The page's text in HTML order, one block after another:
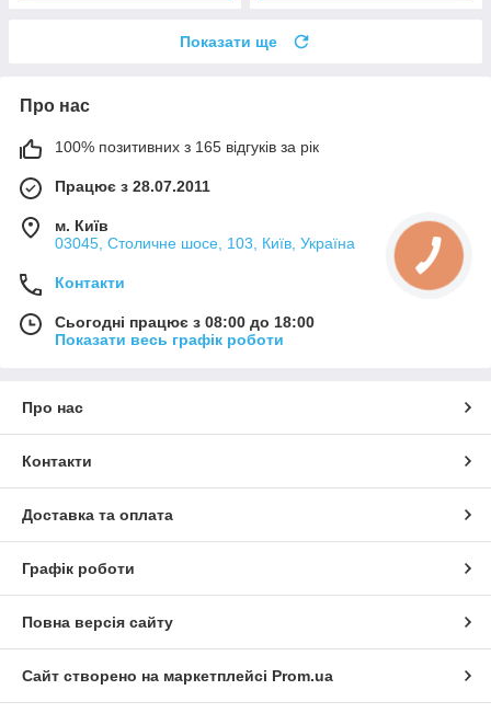
Показати ще
Про нас
100% позитивних з 165 відгуків за рік
Працює з 28.07.2011
м. Київ
03045, Столичне шосе, 103, Київ, Україна
Контакти
Сьогодні працює з 08:00 до 18:00
Показати весь графік роботи
Про нас
Контакти
Доставка та оплата
Графік роботи
Повна версія сайту
Сайт створено на маркетплейсі Prom.ua